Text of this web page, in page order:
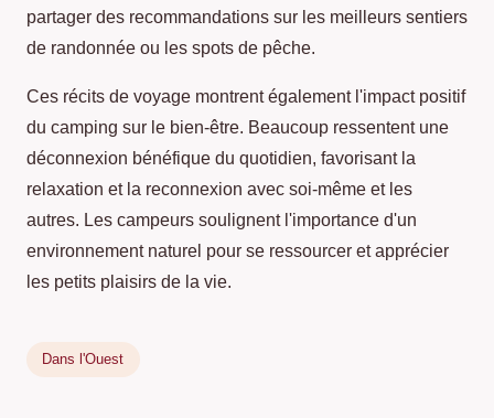
partager des recommandations sur les meilleurs sentiers
de randonnée ou les spots de pêche.
Ces récits de voyage montrent également l'impact positif
du camping sur le bien-être. Beaucoup ressentent une
déconnexion bénéfique du quotidien, favorisant la
relaxation et la reconnexion avec soi-même et les
autres. Les campeurs soulignent l'importance d'un
environnement naturel pour se ressourcer et apprécier
les petits plaisirs de la vie.
Dans l'Ouest